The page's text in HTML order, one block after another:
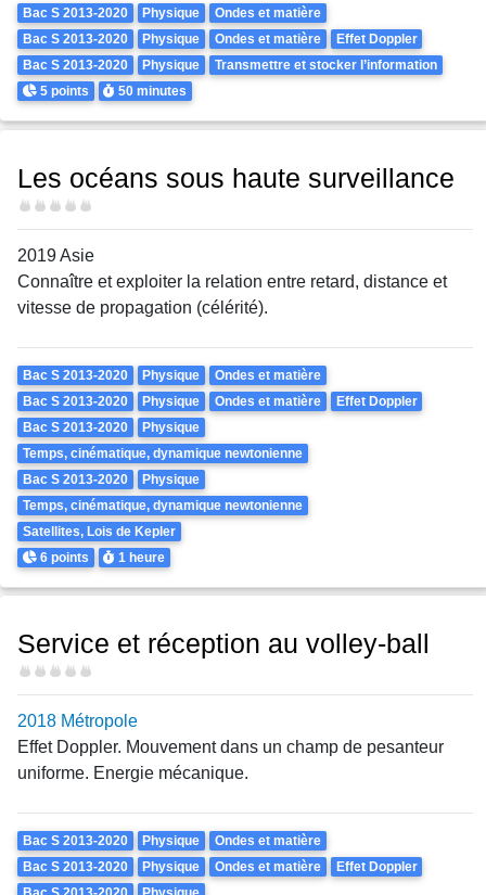
Theme
Bac S 2013-2020 Physique
Ondes et matière
Bac S 2013-2020
Physique Ondes et matière
Effet Doppler
Bac S 2013-2020
Physique Transmettre et stocker l’information
Points
5 points Durée
50 minutes
Les océans sous haute surveillance
Difficulté
2019 Asie
Connaître et exploiter la relation entre retard, distance et
vitesse de propagation (célérité).
Theme
Bac S 2013-2020 Physique
Ondes et matière
Bac S 2013-2020
Physique Ondes et matière
Effet Doppler
Bac S 2013-2020
Physique
Temps, cinématique, dynamique newtonienne
Bac S 2013-2020
Physique
Temps, cinématique, dynamique newtonienne
Satellites, Lois de Kepler
Points
6 points Durée
1 heure
Service et réception au volley-ball
Difficulté
2018 Métropole
Effet Doppler. Mouvement dans un champ de pesanteur
uniforme. Energie mécanique.
Theme
Bac S 2013-2020 Physique
Ondes et matière
Bac S 2013-2020
Physique Ondes et matière
Effet Doppler